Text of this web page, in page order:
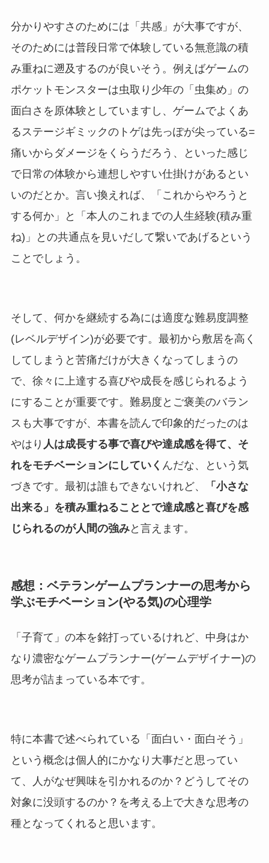
分かりやすさのためには「共感」が大事ですが、
そのためには普段日常で体験している無意識の積
み重ねに遡及するのが良いそう。例えばゲームの
ポケットモンスターは虫取り少年の「虫集め」の
面白さを原体験としていますし、ゲームでよくあ
るステージギミックのトゲは先っぽが尖っている=
痛いからダメージをくらうだろう、といった感じ
で日常の体験から連想しやすい仕掛けがあるとい
いのだとか。言い換えれば、「これからやろうと
する何か」と「本人のこれまでの人生経験(積み重
ね)」との共通点を見いだして繋いであげるという
ことでしょう。
そして、何かを継続する為には適度な難易度調整
(レベルデザイン)が必要です。最初から敷居を高く
してしまうと苦痛だけが大きくなってしまうの
で、徐々に上達する喜びや成長を感じられるよう
にすることが重要です。難易度とご褒美のバラン
スも大事ですが、本書を読んで印象的だったのは
やはり 人は成長する事で喜びや達成感を得て、そ
れをモチベーションにしていく んだな、という気
づきです。最初は誰もできないけれど、
「小さな
出来る」を積み重ねることとで達成感と喜びを感
じられるのが人間の強みと言えます。
感想：ベテランゲームプランナーの思考から
学ぶモチベーション(やる気)の心理学
「子育て」の本を銘打っているけれど、中身はか
なり濃密なゲームプランナー(ゲームデザイナー)の
思考が詰まっている本です。
特に本書で述べられている「面白い・面白そう」
という概念は個人的にかなり大事だと思ってい
て、人がなぜ興味を引かれるのか？どうしてその
対象に没頭するのか？を考える上で大きな思考の
種となってくれると思います。